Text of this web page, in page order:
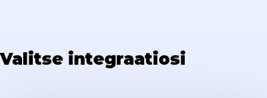
Valitse integraatiosi